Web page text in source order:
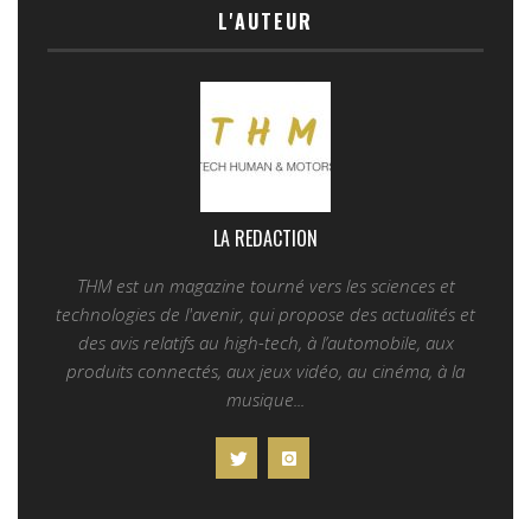
L'AUTEUR
LA REDACTION
THM est un magazine tourné vers les sciences et
technologies de l'avenir, qui propose des actualités et
des avis relatifs au high-tech, à l’automobile, aux
produits connectés, aux jeux vidéo, au cinéma, à la
musique...